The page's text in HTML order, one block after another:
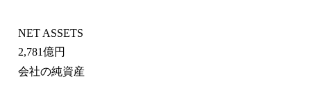
NET ASSETS
2,781億円
会社の純資産